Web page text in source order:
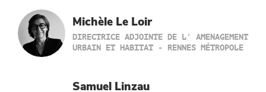
Michèle Le Loir
DIRECTRICE ADJOINTE DE L' AMENAGEMENT
URBAIN ET HABITAT - RENNES MÉTROPOLE
Samuel Linzau